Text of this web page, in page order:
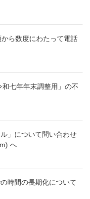
ら数度にわたって電話
和七年年末調整用」の不
」について問い合わせ
へ
時間の長期化について